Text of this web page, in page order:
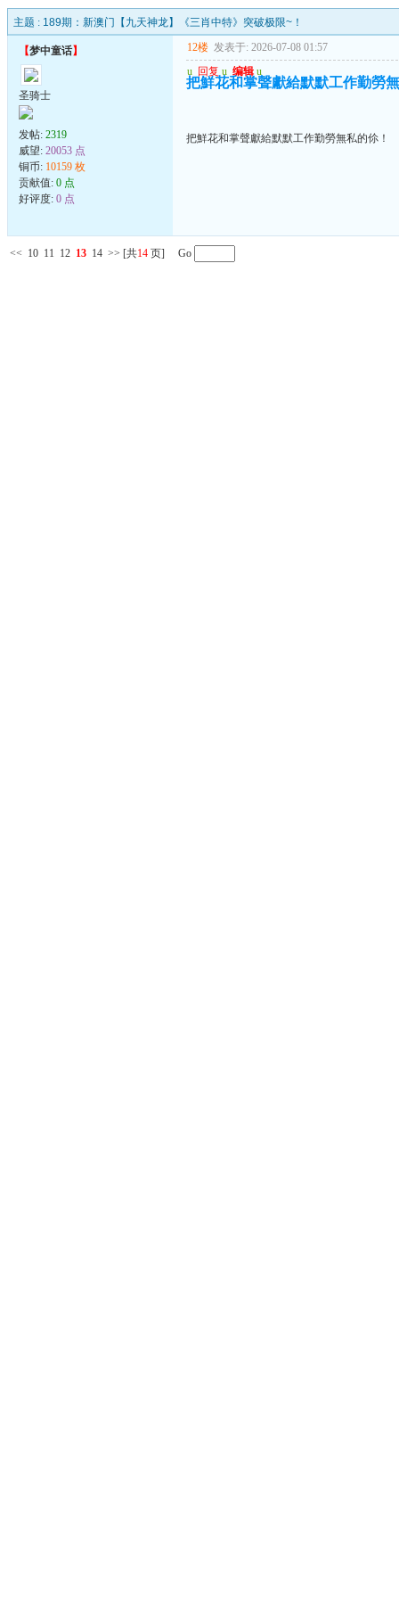
主题 : 189期：新澳门【九天神龙】《三肖中特》突破极限~！
【梦中童话】
圣骑士
发帖: 2319
威望: 20053 点
铜币: 10159 枚
贡献值: 0 点
好评度: 0 点
12楼 发表于: 2026-07-08 01:57
u 回复 u 编辑 u
把鮮花和掌聲獻給默默工作勤勞
把鮮花和掌聲獻給默默工作勤勞無私的伱！
<< 10 11 12 13 14 >> [共14 页] Go